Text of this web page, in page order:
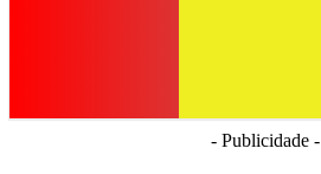
- Publicidade -